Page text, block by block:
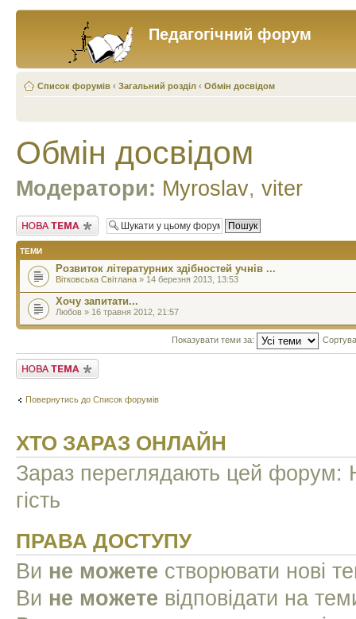
Педагогічний форум
Список форумів ‹ Загальний розділ ‹ Обмін досвідом
Обмін досвідом
Модератори: Myroslav, viter
Створити нову тему
ТЕМИ
Розвиток літературних здібностей учнів ...
Вітковська Світлана » 14 березня 2013, 13:53
Хочу запитати...
Любов » 16 травня 2012, 21:57
Показувати теми за:
Створити нову тему
Повернутись до Список форумів
ХТО ЗАРАЗ ОНЛАЙН
Зараз переглядають цей форум:
гість
ПРАВА ДОСТУПУ
Ви не можете створювати нові
Ви не можете відповідати на